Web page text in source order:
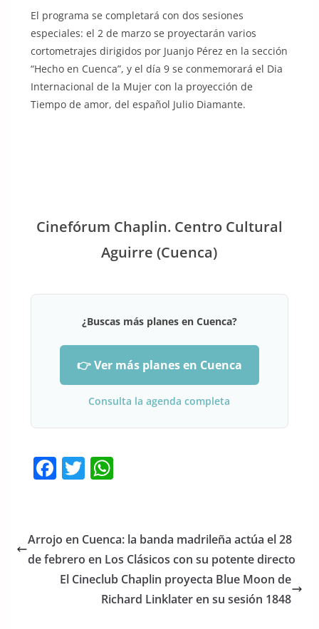
El programa se completará con dos sesiones
especiales: el 2 de marzo se proyectarán varios
cortometrajes dirigidos por Juanjo Pérez en la sección
“Hecho en Cuenca”, y el día 9 se conmemorará el Dia
Internacional de la Mujer con la proyección de
Tiempo de amor, del español Julio Diamante.
Cinefórum Chaplin. Centro Cultural
Aguirre (Cuenca)
¿Buscas más planes en Cuenca?
👉 Ver más planes en Cuenca
Consulta la agenda completa
F
e
b
o
T
er
W
s
A
p
p
Arrojo en Cuenca: la banda madrileña actúa el 28
de febrero en Los Clásicos con su potente directo
El Cineclub Chaplin proyecta Blue Moon de
Richard Linklater en su sesión 1848